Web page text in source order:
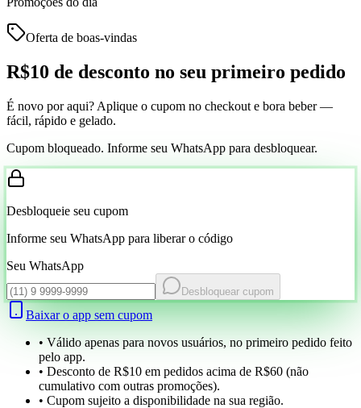
Oferta de boas-vindas
R$10 de desconto no seu primeiro pedido
É novo por aqui? Aplique o cupom no checkout e bora beber —
fácil, rápido e gelado.
Cupom bloqueado. Informe seu WhatsApp para desbloquear.
Desbloqueie seu cupom
Informe seu WhatsApp para liberar o código
Seu WhatsApp
Desbloquear cupom
Baixar o app sem cupom
• Válido apenas para novos usuários, no primeiro pedido feito
pelo app.
• Desconto de R$10 em pedidos acima de R$60 (não
cumulativo com outras promoções).
• Cupom sujeito a disponibilidade na sua região.